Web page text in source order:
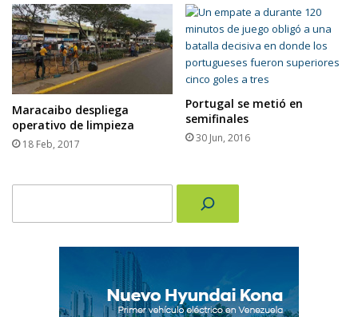
Maracaibo despliega
operativo de limpieza
18 Feb, 2017
Portugal se metió en
semifinales
30 Jun, 2016